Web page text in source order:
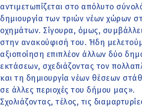
αντιμετωπίζεται στο απόλυτο
δημιουργία των τριών νέων χώρων
οχημάτων. Σίγουρα, όμως,
στην ανακούφισή του. Ήδη
αξιοποίηση επιπλέον άλλων δύο
εκτάσεων, σχεδιάζοντας τον
και τη δημιουργία νέων θέσεων
σε άλλες περιοχές του δήμου μας».
Σχολιάζοντας, τέλος, τις